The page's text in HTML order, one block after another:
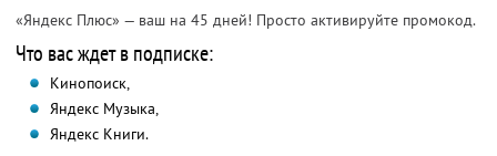
«Яндекс Плюс» — ваш на 45 дней! Просто активируйте промокод.
Что вас ждет в подписке:
Кинопоиск,
Яндекс Музыка,
Яндекс Книги.